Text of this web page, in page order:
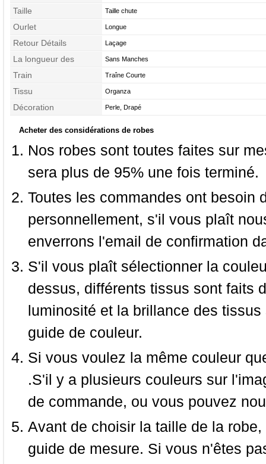
Taille Taille chute
Ourlet Longue
Retour Détails Laçage
La longueur des
manches
Sans Manches
Train Traîne Courte
Tissu Organza
Décoration Perle, Drapé
Acheter des considérations de robes
Nos robes sont toutes faites sur
sera plus de 95% une fois terminé.
Toutes les commandes ont besoin
personnellement, s'il vous plaît
enverrons l'email de confirmation
S'il vous plaît sélectionner la
dessus, différents tissus sont faits
luminosité et la brillance des
guide de couleur.
Si vous voulez la même couleur
.S'il y a plusieurs couleurs sur
de commande, ou vous pouvez
Avant de choisir la taille de la
guide de mesure. Si vous n'êtes